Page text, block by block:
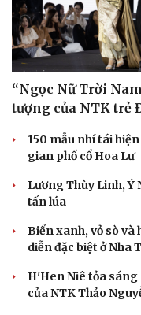
“Ngọc Nữ Trời
tượng của NTK trẻ
150 mẫu nhí tái
gian phố cổ Hoa Lư
Lương Thùy Linh,
tấn lúa
Biển xanh, vỏ sò
diễn đặc biệt ở Nha
H'Hen Niê tỏa
của NTK Thảo